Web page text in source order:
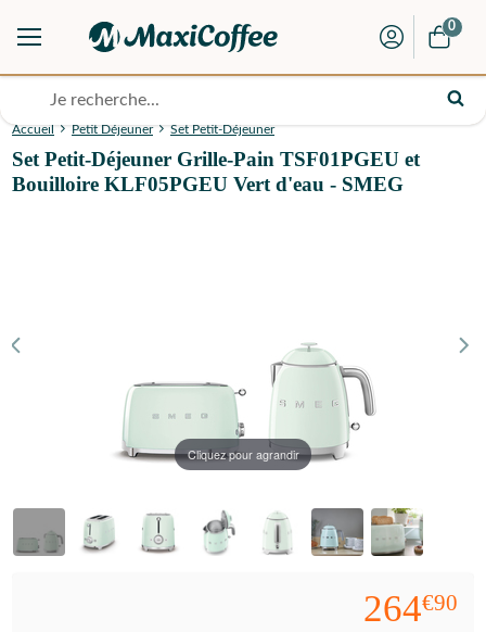
0
Accueil Petit Déjeuner Set Petit-Déjeuner
Set Petit-Déjeuner Grille-Pain TSF01PGEU et
Bouilloire KLF05PGEU Vert d'eau - SMEG
Cliquez pour agrandir
264€90